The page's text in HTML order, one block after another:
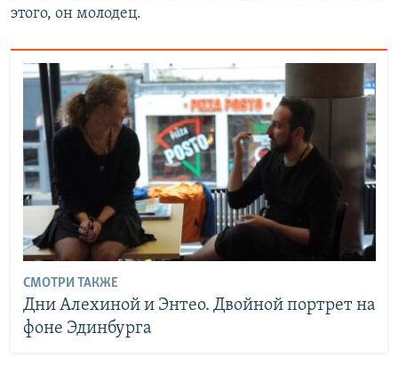
этого, он молодец.
СМОТРИ ТАКЖЕ
Дни Алехиной и Энтео. Двойной портрет на
фоне Эдинбурга